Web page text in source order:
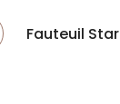
Fauteuil Star